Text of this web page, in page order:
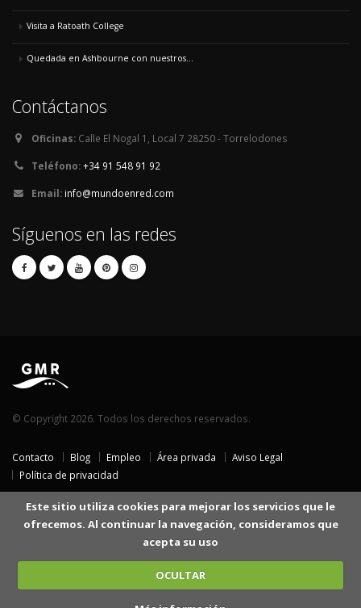
Visita a Ratoath College
Quedada en Ashbourne con nuestros...
Contáctanos
Oficinas: Calle El Nogal 1, Local 7 28250 - Torrelodones
Teléfono:+34 91 548 91 92
Email: info@mundoenred.com
Síguenos en las redes
© Copyright 2026. Todos los derechos reservados.
Contacto Blog Empleo Área privada
Aviso Legal
Política de privacidad
Este sitio utiliza cookies para mejorar los servicios que le
ofrecemos. Al continuar la navegación, consideramos que
acepta su uso
OCULTAR